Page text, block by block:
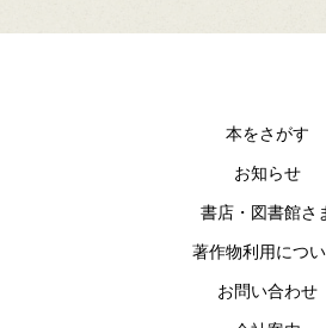
本をさがす
お知らせ
書店・図書館さ
著作物利用につ
お問い合わせ